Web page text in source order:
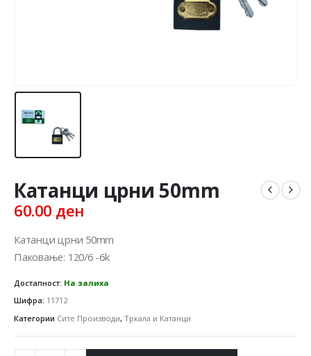
Катанци црни 50mm
60.00 ден
Катанци црни 50mm
Паковање: 120/6 -6k
Достапност: На залиха
Шифра: 11712
Категории Сите Производи, Тркала и Катанци